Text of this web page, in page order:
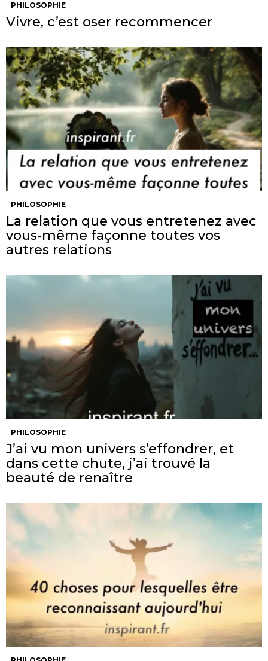
PHILOSOPHIE
Vivre, c’est oser recommencer
PHILOSOPHIE
La relation que vous entretenez avec
vous-même façonne toutes vos
autres relations
PHILOSOPHIE
J’ai vu mon univers s’effondrer, et
dans cette chute, j’ai trouvé la
beauté de renaître